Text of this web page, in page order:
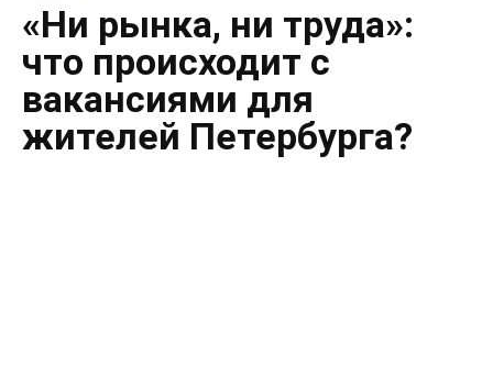
«Ни рынка, ни труда»:
что происходит с
вакансиями для
жителей Петербурга?